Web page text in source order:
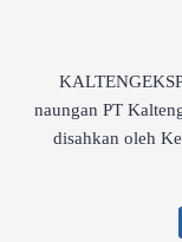
naungan PT
disahkan oleh